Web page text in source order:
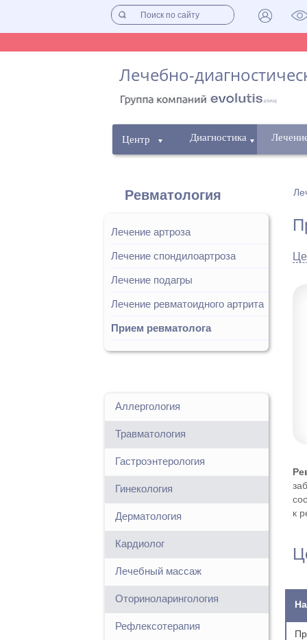
Лечебно-
Центр Диагностика
к
Ревматология
Лечение артроза
Лечение спондилоартроза
Лечение подагры
Лечение ревматоидного артрита
Прием ревматолога
Аллергология
Травматология
Гастроэнтерология
Гинекология
Дерматология
Кардиолог
Лечебный массаж
Оториноларингология
Рефлексотерапия